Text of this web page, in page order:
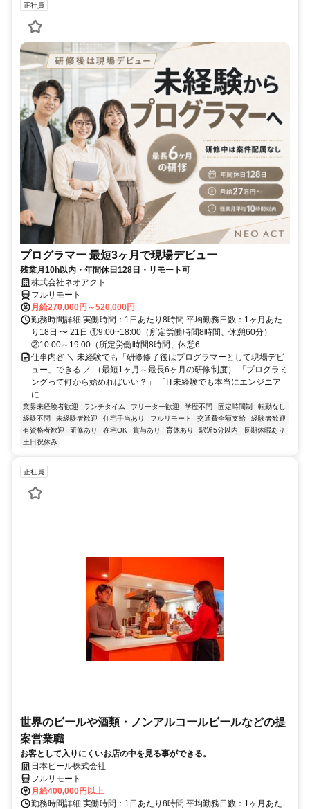
正社員
プログラマー 最短3ヶ月で現場デビュー
残業月10h以内・年間休日128日・リモート可
株式会社ネオアクト
フルリモート
月給270,000円～520,000円
勤務時間詳細 実働時間：1日あたり8時間 平均勤務日数：1ヶ月あた
り18日 〜 21日 ①9:00~18:00（所定労働時間8時間、休憩60分）
②10:00～19:00（所定労働時間8時間、休憩6...
仕事内容 ＼ 未経験でも「研修修了後はプログラマーとして現場デビ
ュー」できる ／ （最短1ヶ月～最長6ヶ月の研修制度） 「プログラミ
ングって何から始めればいい？」 「IT未経験でも本当にエンジニア
に...
業界未経験者歓迎 ランチタイム フリーター歓迎 学歴不問 固定時間制
転勤なし
経験不問
未経験者歓迎 住宅手当あり フルリモート 交通費全額支給
経験者歓迎
有資格者歓迎
研修あり 在宅OK 賞与あり 育休あり 駅近5分以内
長期休暇あり
土日祝休み
正社員
世界のビールや酒類・ノンアルコールビールなどの提
案営業職
お客として入りにくいお店の中を見る事ができる。
日本ビール株式会社
フルリモート
月給400,000円以上
勤務時間詳細 実働時間：1日あたり8時間 平均勤務日数：1ヶ月あた